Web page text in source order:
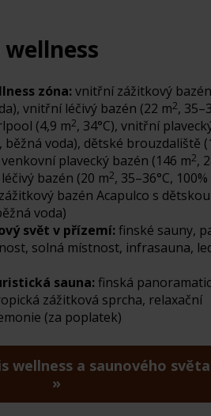
zóna:vnitřní zážitkový
vnitřní léčivý bazén (22 m2,
(4,9 m2, 34°C), vnitřní
běžná voda), dětské brouzdaliště
plavecký bazén (146 m2,
bazén (20 m2, 35–36°C, 100%
bazén Acapulco s
voda)
svět v přízemí: finské sauny,
solná místnost, infrasauna,
sauna: finská
zážitková sprcha, relaxační
(za poplatek)
wellness a saunového světa